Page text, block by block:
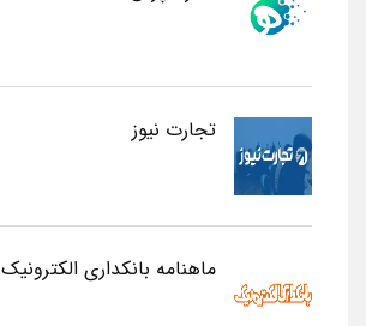
تجارت نیوز
ماهنامه بانکداری الکترونیک